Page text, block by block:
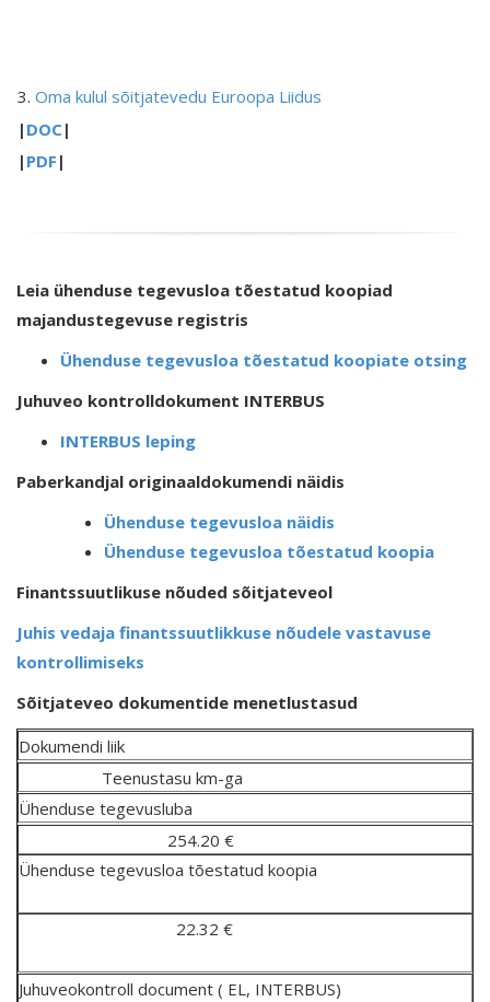
3. Oma kulul sõitjatevedu Euroopa Liidus
| DOC|
| PDF |
Leia ühenduse tegevusloa tõestatud koopiad
majandustegevuse registris
Ühenduse tegevusloa tõestatud koopiate otsing
Juhuveo kontrolldokument INTERBUS
INTERBUS leping
Paberkandjal originaaldokumendi näidis
Ühenduse tegevusloa näidis
Ühenduse tegevusloa tõestatud koopia
Finantssuutlikuse nõuded sõitjateveol
Juhis vedaja finantssuutlikkuse nõudele vastavuse
kontrollimiseks
Sõitjateveo dokumentide menetlustasud
Dokumendi liik
Teenustasu km-ga
Ühenduse tegevusluba
254.20 €
Ühenduse tegevusloa tõestatud koopia
22.32 €
Juhuveokontroll document ( EL, INTERBUS)